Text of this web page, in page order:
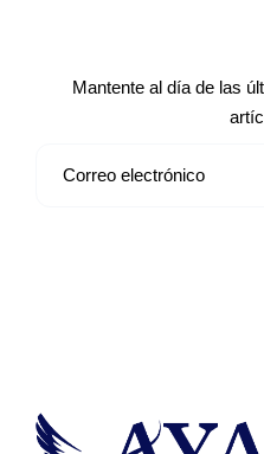
Mantente al día de las